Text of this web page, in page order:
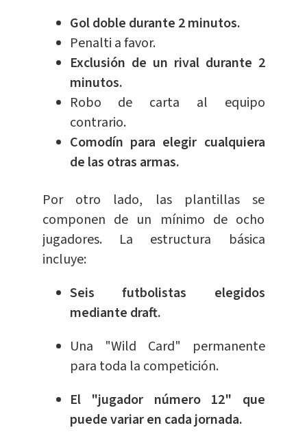
Gol doble durante 2 minutos.
Penalti a favor.
Exclusión de un rival durante 2
minutos.
Robo de carta al equipo
contrario.
Comodín para elegir cualquiera
de las otras armas.
Por otro lado, las plantillas se
componen de un mínimo de ocho
jugadores. La estructura básica
incluye:
Seis futbolistas elegidos
mediante draft.
Una "Wild Card" permanente
para toda la competición.
El "jugador número 12" que
puede variar en cada jornada.